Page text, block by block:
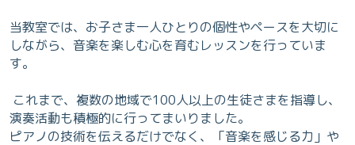
当教室では、お子さま一人ひとりの個性やペースを大切に
しながら、音楽を楽しむ心を育むレッスンを行っていま
す。
これまで、複数の地域で100人以上の生徒さまを指導し、
演奏活動も積極的に行ってまいりました。
ピアノの技術を伝えるだけでなく、「音楽を感じる力」や